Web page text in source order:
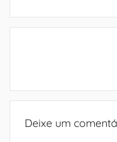
Deixe um